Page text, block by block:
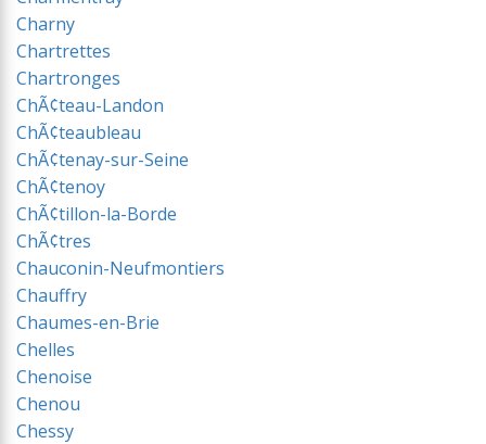
Charny
Chartrettes
Chartronges
ChÃ¢teau-Landon
ChÃ¢teaubleau
ChÃ¢tenay-sur-Seine
ChÃ¢tenoy
ChÃ¢tillon-la-Borde
ChÃ¢tres
Chauconin-Neufmontiers
Chauffry
Chaumes-en-Brie
Chelles
Chenoise
Chenou
Chessy